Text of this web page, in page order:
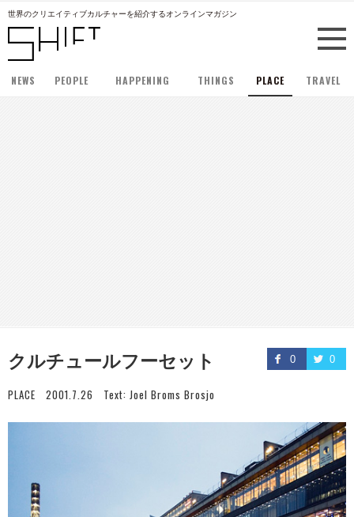
世界のクリエイティブカルチャーを紹介するオンラインマガジン
NEWS PEOPLE HAPPENING THINGS PLACE TRAVEL
0 0
クルチュールフーセット
PLACE 2001.7.26 Text: Joel Broms Brosjo